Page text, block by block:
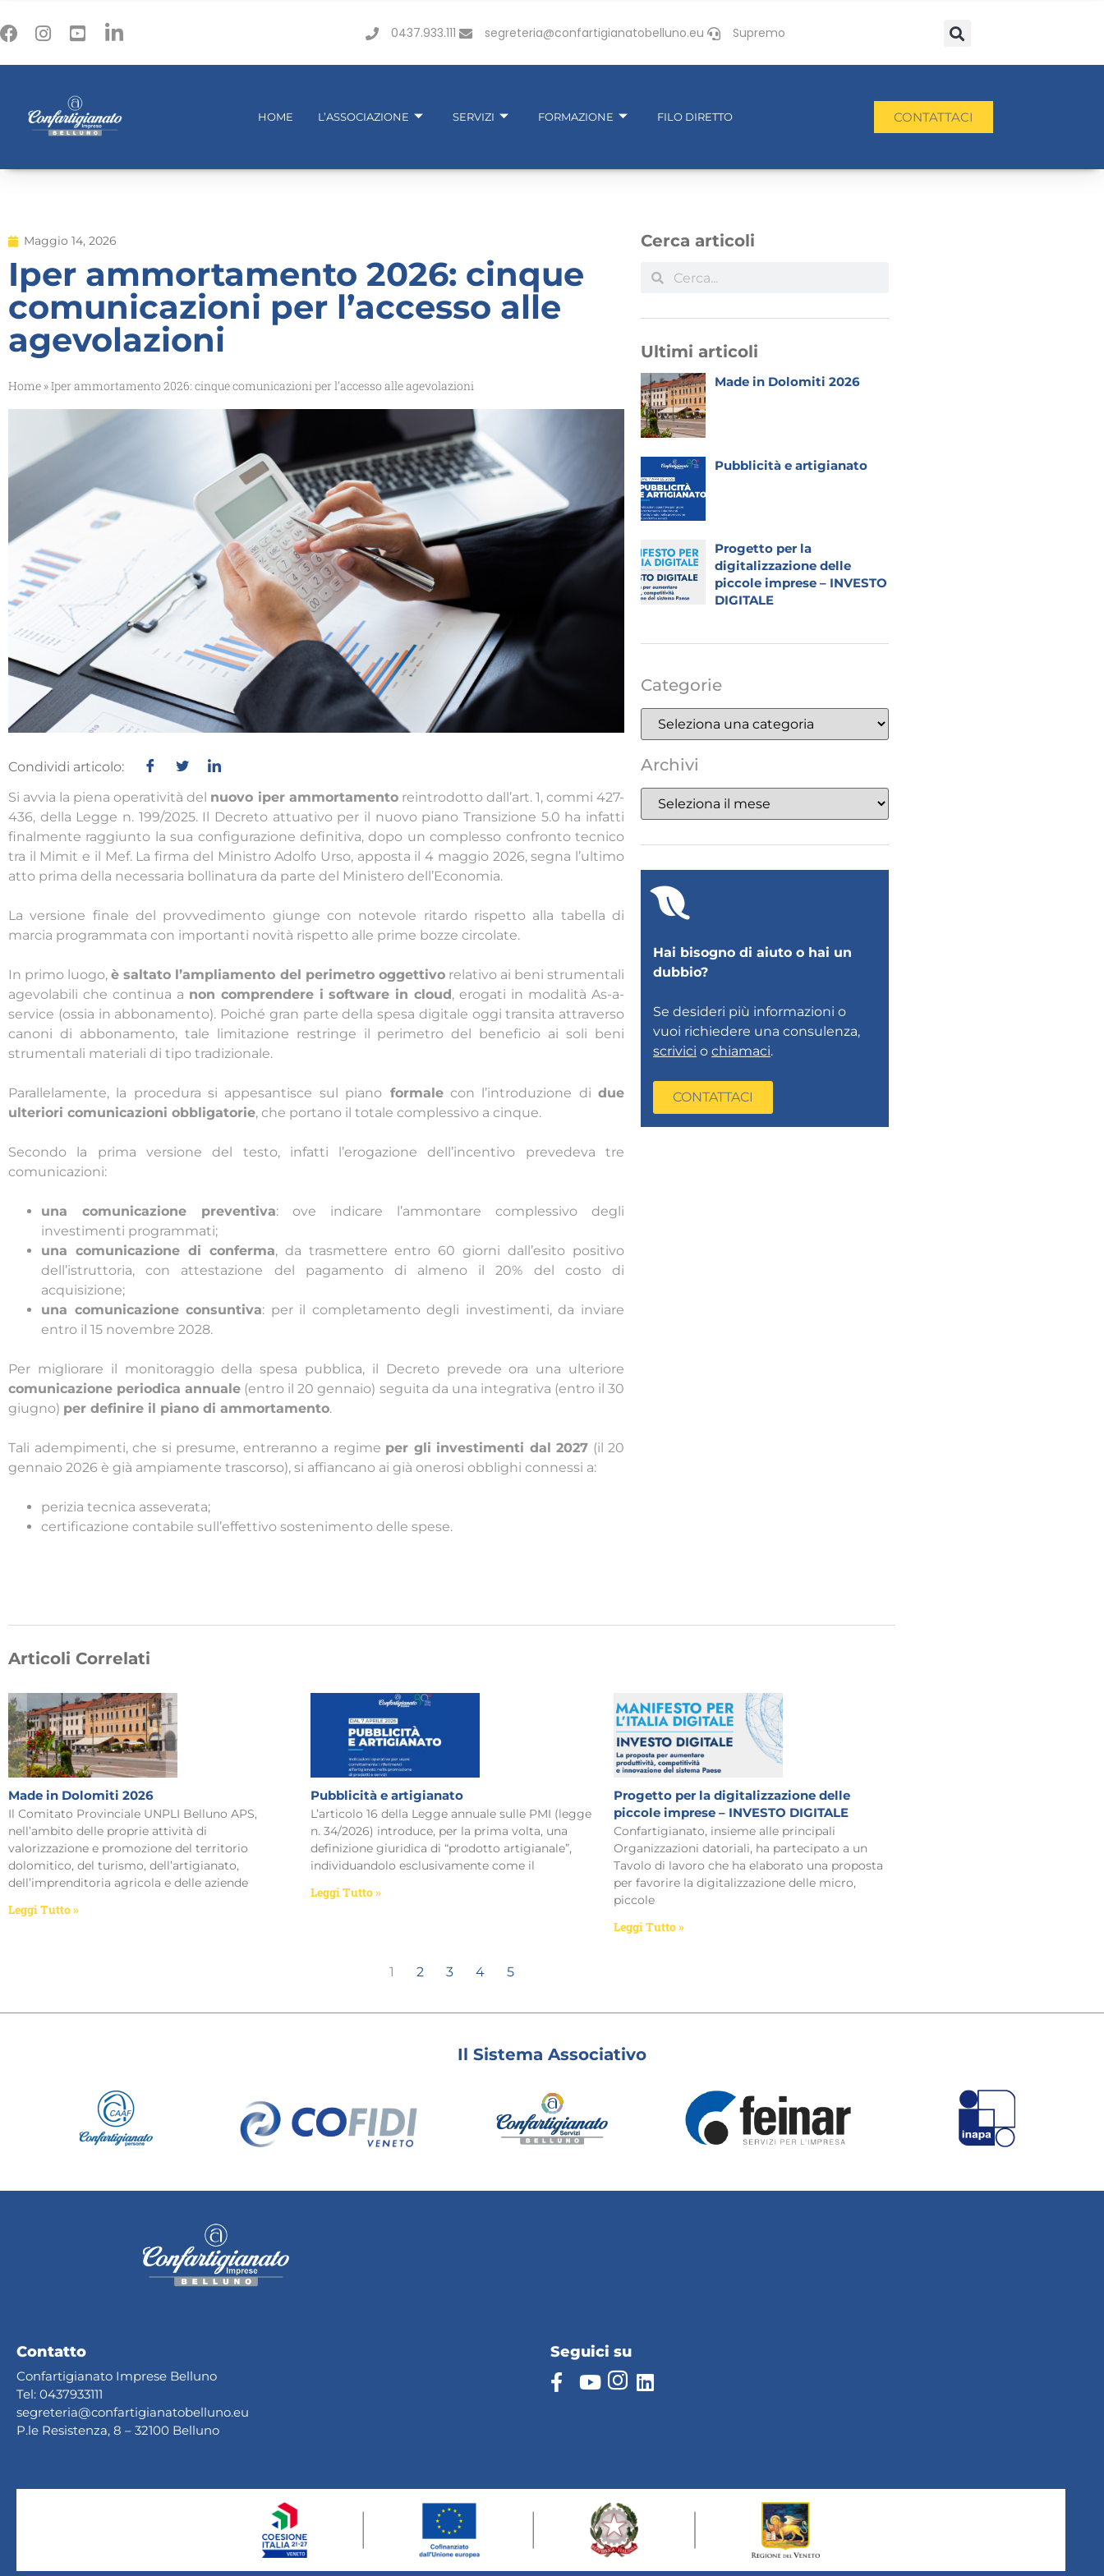
0437.933.111 segreteria@confartigianatobelluno.eu Supremo
HOME L’ASSOCIAZIONE SERVIZI FORMAZIONE FILO DIRETTO CONTATTACI
Maggio 14, 2026
Iper ammortamento 2026: cinque
comunicazioni per l’accesso alle
agevolazioni
Home »Iper ammortamento 2026: cinque comunicazioni per l’accesso alle agevolazioni
Condividi articolo:
Si avvia la piena operatività del nuovo iper ammortamentoreintrodotto dall’art. 1, commi 427-
436, della Legge n. 199/2025. Il Decreto attuativo per il nuovo piano Transizione 5.0 ha infatti
finalmente raggiunto la sua configurazione definitiva, dopo un complesso confronto tecnico
tra il Mimit e il Mef. La firma del Ministro Adolfo Urso, apposta il 4 maggio 2026, segna l’ultimo
atto prima della necessaria bollinatura da parte del Ministero dell’Economia.
La versione finale del provvedimento giunge con notevole ritardo rispetto alla tabella di
marcia programmata con importanti novità rispetto alle prime bozze circolate.
In primo luogo,è saltato l’ampliamento del perimetro oggettivorelativo ai beni strumentali
agevolabili che continua a non comprendere i software in cloud, erogati in modalità As-a-
service (ossia in abbonamento). Poiché gran parte della spesa digitale oggi transita attraverso
canoni di abbonamento, tale limitazione restringe il perimetro del beneficio ai soli beni
strumentali materiali di tipo tradizionale.
Parallelamente, la procedura si appesantisce sul piano formalecon l’introduzione didue
ulteriori comunicazioni obbligatorie, che portano il totale complessivo a cinque.
Secondo la prima versione del testo, infatti l’erogazione dell’incentivo prevedeva tre
comunicazioni:
una comunicazione preventiva: ove indicare l’ammontare complessivo degli
investimenti programmati;
una comunicazione di conferma, da trasmettere entro 60 giorni dall’esito positivo
dell’istruttoria, con attestazione del pagamento di almeno il 20% del costo di
acquisizione;
una comunicazione consuntiva: per il completamento degli investimenti, da inviare
entro il 15 novembre 2028.
Per migliorare il monitoraggio della spesa pubblica, il Decreto prevede ora una ulteriore
comunicazione periodica annuale (entro il 20 gennaio) seguita da una integrativa (entro il 30
giugno) per definire il piano di ammortamento.
Tali adempimenti, che si presume, entreranno a regime per gli investimenti dal 2027 (il 20
gennaio 2026 è già ampiamente trascorso), si affiancano ai già onerosi obblighi connessi a:
perizia tecnica asseverata;
certificazione contabile sull’effettivo sostenimento delle spese.
Cerca articoli
Ultimi articoli
Made in Dolomiti 2026
Pubblicità e artigianato
Progetto per la
digitalizzazione delle
piccole imprese – INVESTO
DIGITALE
Categorie
Archivi
Hai bisogno di aiuto o hai un
dubbio?
Se desideri più informazioni o
vuoi richiedere una consulenza,
scrivici ochiamaci.
CONTATTACI
Articoli Correlati
Made in Dolomiti 2026
Il Comitato Provinciale UNPLI Belluno APS,
nell’ambito delle proprie attività di
valorizzazione e promozione del territorio
dolomitico, del turismo, dell’artigianato,
dell’imprenditoria agricola e delle aziende
Leggi Tutto »
Pubblicità e artigianato
L’articolo 16 della Legge annuale sulle PMI (legge
n. 34/2026) introduce, per la prima volta, una
definizione giuridica di “prodotto artigianale”,
individuandolo esclusivamente come il
Leggi Tutto »
Progetto per la digitalizzazione delle
piccole imprese – INVESTO DIGITALE
Confartigianato, insieme alle principali
Organizzazioni datoriali, ha partecipato a un
Tavolo di lavoro che ha elaborato una proposta
per favorire la digitalizzazione delle micro,
piccole
Leggi Tutto »
1 2 3 4 5
Il Sistema Associativo
Contatto
Confartigianato Imprese Belluno
Tel: 0437933111
segreteria@confartigianatobelluno.eu
P.le Resistenza, 8 – 32100 Belluno
Seguici su